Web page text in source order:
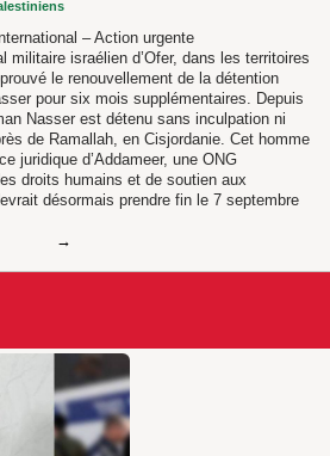
– Action urgente
militaire israélien d’Ofer, dans les territoires
le renouvellement de la détention
pour six mois supplémentaires. Depuis
Nasser est détenu sans inculpation ni
de Ramallah, en Cisjordanie. Cet homme
juridique d’Addameer, une ONG
droits humains et de soutien aux
désormais prendre fin le 7 septembre